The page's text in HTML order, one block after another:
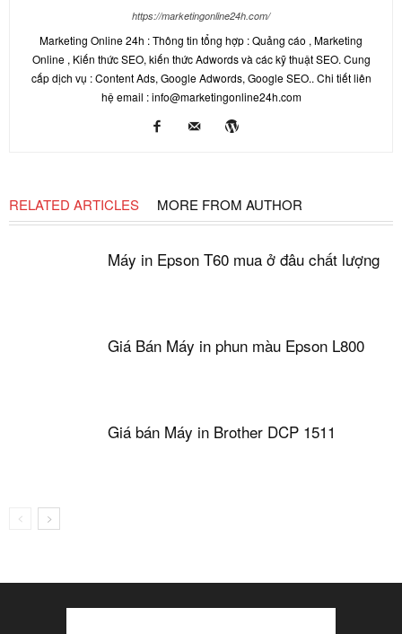
https://marketingonline24h.com/
Marketing Online 24h : Thông tin tổng hợp : Quảng cáo , Marketing
Online , Kiến thức SEO, kiến thức Adwords và các kỹ thuật SEO. Cung
cấp dịch vụ : Content Ads, Google Adwords, Google SEO.. Chi tiết liên
hệ email : info@marketingonline24h.com
RELATED ARTICLES MORE FROM AUTHOR
Máy in Epson T60 mua ở đâu chất lượng
Giá Bán Máy in phun màu Epson L800
Giá bán Máy in Brother DCP 1511